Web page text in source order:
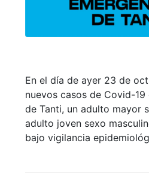
En el día de ayer 23 de
nuevos casos de Covid-
de Tanti, un adulto mayor
adulto joven sexo
bajo vigilancia